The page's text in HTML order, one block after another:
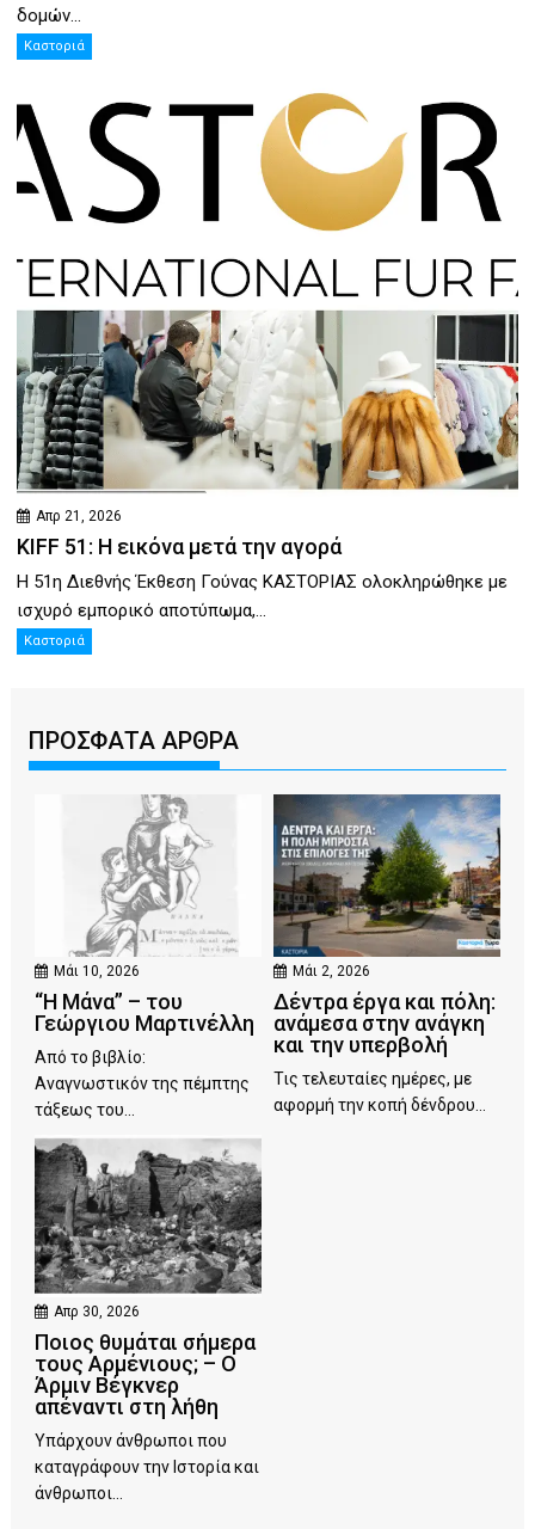
δομών...
Καστοριά
Απρ 21, 2026
KIFF 51: Η εικόνα μετά την αγορά
Η 51η Διεθνής Έκθεση Γούνας ΚΑΣΤΟΡΙΑΣ ολοκληρώθηκε με
ισχυρό εμπορικό αποτύπωμα,...
Καστοριά
ΠΡΟΣΦΑΤΑ ΑΡΘΡΑ
Μάι 10, 2026
“Η Μάνα” – του
Γεώργιου Μαρτινέλλη
Από το βιβλίο:
Αναγνωστικόν της πέμπτης
τάξεως του...
Μάι 2, 2026
Δέντρα έργα και πόλη:
ανάμεσα στην ανάγκη
και την υπερβολή
Τις τελευταίες ημέρες, με
αφορμή την κοπή δένδρου...
Απρ 30, 2026
Ποιος θυμάται σήμερα
τους Αρμένιους; – Ο
Άρμιν Βέγκνερ
απέναντι στη λήθη
Υπάρχουν άνθρωποι που
καταγράφουν την Ιστορία και
άνθρωποι...